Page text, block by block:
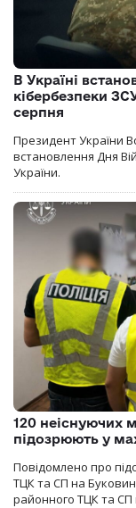
В Україні
кібербезпеки
серпня
Президент України
встановлення Дня
України.
120 неіснуючих
підозрюють у
Повідомлено про
ТЦК та СП на
районного ТЦК та СП